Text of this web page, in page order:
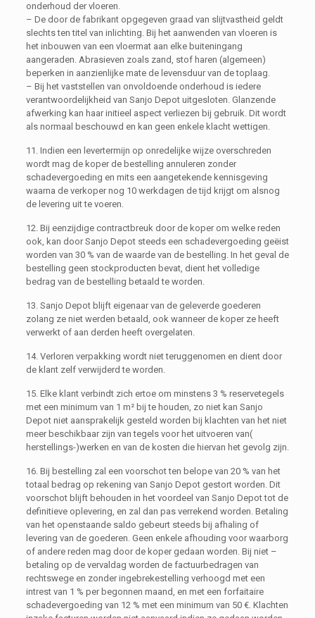
onderhoud der vloeren.
– De door de fabrikant opgegeven graad van slijtvastheid geldt
slechts ten titel van inlichting. Bij het aanwenden van vloeren is
het inbouwen van een vloermat aan elke buiteningang
aangeraden. Abrasieven zoals zand, stof haren (algemeen)
beperken in aanzienlijke mate de levensduur van de toplaag.
– Bij het vaststellen van onvoldoende onderhoud is iedere
verantwoordelijkheid van Sanjo Depot uitgesloten. Glanzende
afwerking kan haar initieel aspect verliezen bij gebruik. Dit wordt
als normaal beschouwd en kan geen enkele klacht wettigen.
11. Indien een levertermijn op onredelijke wijze overschreden
wordt mag de koper de bestelling annuleren zonder
schadevergoeding en mits een aangetekende kennisgeving
waarna de verkoper nog 10 werkdagen de tijd krijgt om alsnog
de levering uit te voeren.
12. Bij eenzijdige contractbreuk door de koper om welke reden
ook, kan door Sanjo Depot steeds een schadevergoeding geëist
worden van 30 % van de waarde van de bestelling. In het geval de
bestelling geen stockproducten bevat, dient het volledige
bedrag van de bestelling betaald te worden.
13. Sanjo Depot blijft eigenaar van de geleverde goederen
zolang ze niet werden betaald, ook wanneer de koper ze heeft
verwerkt of aan derden heeft overgelaten.
14. Verloren verpakking wordt niet teruggenomen en dient door
de klant zelf verwijderd te worden.
15. Elke klant verbindt zich ertoe om minstens 3 % reservetegels
met een minimum van 1 m² bij te houden, zo niet kan Sanjo
Depot niet aansprakelijk gesteld worden bij klachten van het niet
meer beschikbaar zijn van tegels voor het uitvoeren van(
herstellings-)werken en van de kosten die hiervan het gevolg zijn.
16. Bij bestelling zal een voorschot ten belope van 20 % van het
totaal bedrag op rekening van Sanjo Depot gestort worden. Dit
voorschot blijft behouden in het voordeel van Sanjo Depot tot de
definitieve oplevering, en zal dan pas verrekend worden. Betaling
van het openstaande saldo gebeurt steeds bij afhaling of
levering van de goederen. Geen enkele afhouding voor waarborg
of andere reden mag door de koper gedaan worden. Bij niet –
betaling op de vervaldag worden de factuurbedragen van
rechtswege en zonder ingebrekestelling verhoogd met een
intrest van 1 % per begonnen maand, en met een forfaitaire
schadevergoeding van 12 % met een minimum van 50 €. Klachten